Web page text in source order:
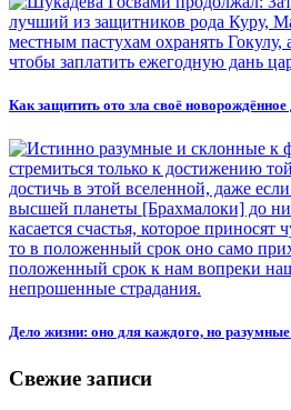
Как защитить ото зла своё новорождённое
Дело жизни: оно для каждого, но
Свежие записи